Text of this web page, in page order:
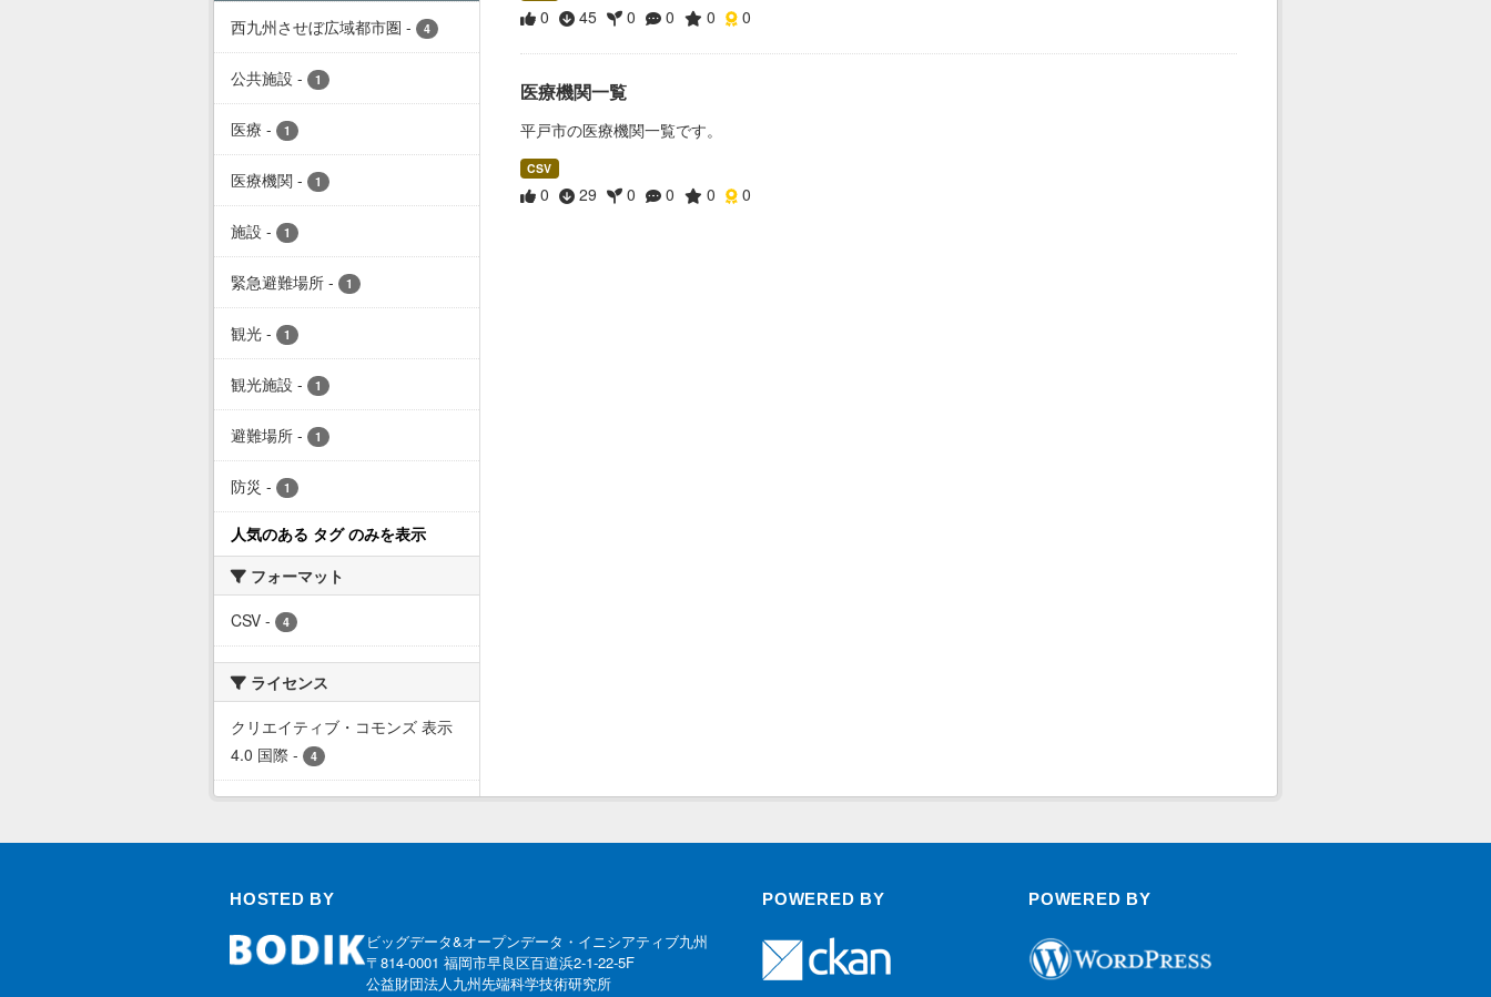
西九州させぼ広域都市圏 - 4
公共施設 - 1
医療 - 1
医療機関 - 1
施設 - 1
緊急避難場所 - 1
観光 - 1
観光施設 - 1
避難場所 - 1
防災 - 1
人気のある タグ のみを表示
フォーマット
CSV - 4
ライセンス
クリエイティブ・コモンズ 表示
4.0 国際 - 4
0 45 0 0 0 0
医療機関一覧
平戸市の医療機関一覧です。
CSV
0 29 0 0 0 0
HOSTED BY
ビッグデータ&オープンデータ・イニシアティブ九州
〒814-0001 福岡市早良区百道浜2-1-22-5F
公益財団法人九州先端科学技術研究所
POWERED BY POWERED BY